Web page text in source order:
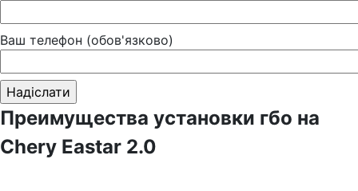
Ваш телефон (обов'язково)
Преимущества установки гбо на
Chery Eastar 2.0